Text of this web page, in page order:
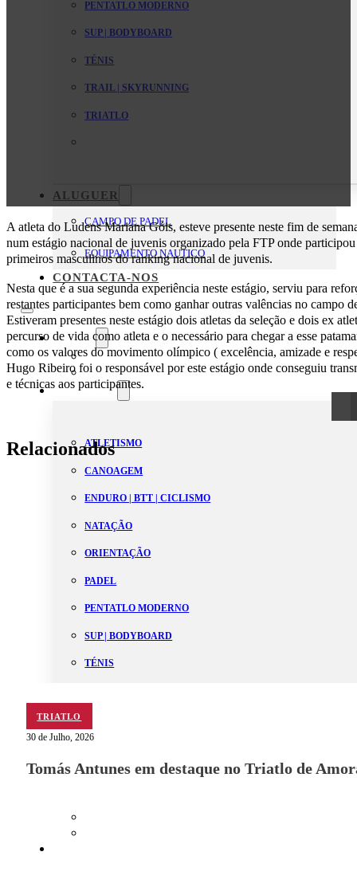
PENTATLO MODERNO
SUP | BODYBOARD
TÉNIS
TRAIL | SKYRUNNING
TRIATLO
ALUGUER
CAMPO DE PADEL
EQUIPAMENTO NAUTICO
CONTACTA-NOS
O Clube
Mensagem da Direção
Estatutos
Modalidades
ATLETISMO
CANOAGEM
ENDURO | BTT | CICLISMO
NATAÇÃO
ORIENTAÇÃO
PADEL
PENTATLO MODERNO
SUP | BODYBOARD
TÉNIS
A atleta do Ludens Mariana Góis, esteve presente neste fim de
num estágio nacional de juvenis organizado pela FTP onde
primeiros masculinos do ranking nacional de juvenis.
Nesta que é a sua segunda experiência neste estágio, serviu para
restantes participantes bem como ganhar outras valências no campo
Estiveram presentes neste estágio dois atletas da seleção e dois ex
percurso de vida como atleta e o necessário para chegar a esse
como os valores do movimento olímpico ( excelência, amizade e
Hugo Ribeiro foi o responsável por este estágio onde conseguiu
e técnicas aos participantes.
Relacionados
TRIATLO
30 de Julho, 2026
Tomás Antunes em destaque no Triatlo de